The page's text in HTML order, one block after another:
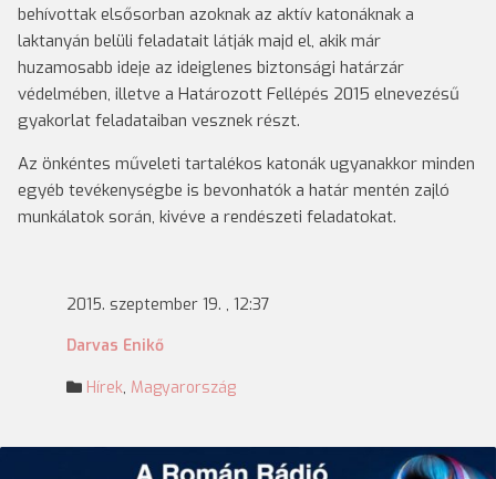
behívottak elsősorban azoknak az aktív katonáknak a
laktanyán belüli feladatait látják majd el, akik már
huzamosabb ideje az ideiglenes biztonsági határzár
védelmében, illetve a Határozott Fellépés 2015 elnevezésű
gyakorlat feladataiban vesznek részt.
Az önkéntes műveleti tartalékos katonák ugyanakkor minden
egyéb tevékenységbe is bevonhatók a határ mentén zajló
munkálatok során, kivéve a rendészeti feladatokat.
2015. szeptember 19. , 12:37
Darvas Enikő
Hírek, Magyarország